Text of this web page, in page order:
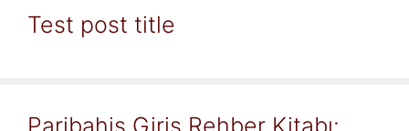
Test post title